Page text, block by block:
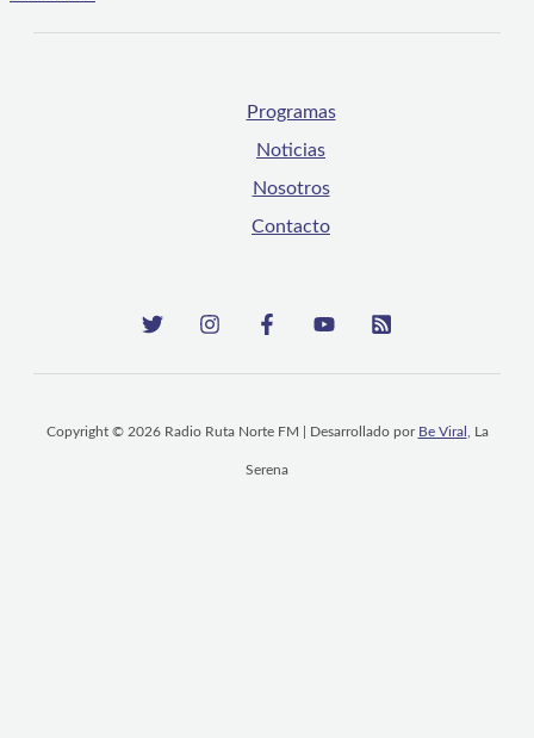
Programas
Noticias
Nosotros
Contacto
Copyright © 2026 Radio Ruta Norte FM | Desarrollado por Be Viral , La
Serena